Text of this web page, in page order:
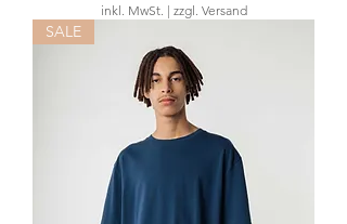
inkl. MwSt. | zzgl. Versand
SALE